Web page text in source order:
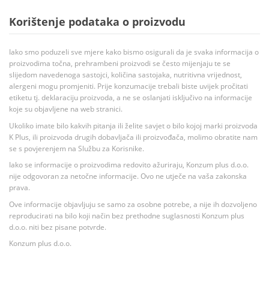
Korištenje podataka o proizvodu
Iako smo poduzeli sve mjere kako bismo osigurali da je svaka informacija o
proizvodima točna, prehrambeni proizvodi se često mijenjaju te se
slijedom navedenoga sastojci, količina sastojaka, nutritivna vrijednost,
alergeni mogu promjeniti. Prije konzumacije trebali biste uvijek pročitati
etiketu tj. deklaraciju proizvoda, a ne se oslanjati isključivo na informacije
koje su objavljene na web stranici.
Ukoliko imate bilo kakvih pitanja ili želite savjet o bilo kojoj marki proizvoda
K Plus, ili proizvoda drugih dobavljača ili proizvođača, molimo obratite nam
se s povjerenjem na Službu za Korisnike.
Iako se informacije o proizvodima redovito ažuriraju, Konzum plus d.o.o.
nije odgovoran za netočne informacije. Ovo ne utječe na vaša zakonska
prava.
Ove informacije objavljuju se samo za osobne potrebe, a nije ih dozvoljeno
reproducirati na bilo koji način bez prethodne suglasnosti Konzum plus
d.o.o. niti bez pisane potvrde.
Konzum plus d.o.o.